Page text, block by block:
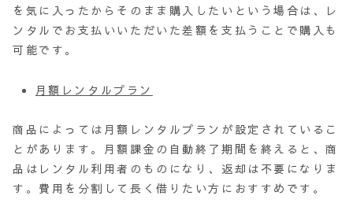
を気に入ったからそのまま購入したいという場合は、レ
ンタルでお支払いいただいた差額を支払うことで購入も
可能です。
月額レンタルプラン
商品によっては月額レンタルプランが設定されているこ
とがあります。月額課金の自動終了期間を終えると、商
品はレンタル利用者のものになり、返却は不要になりま
す。費用を分割して長く借りたい方におすすめです。